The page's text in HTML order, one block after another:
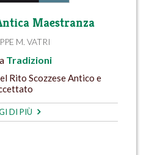
Maestranza
M. VATRI
Tradizioni
Rito Scozzese Antico e
DI PIÙ